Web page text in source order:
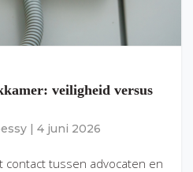
veiligheid versus
4 juni 2026
contact tussen advocaten en